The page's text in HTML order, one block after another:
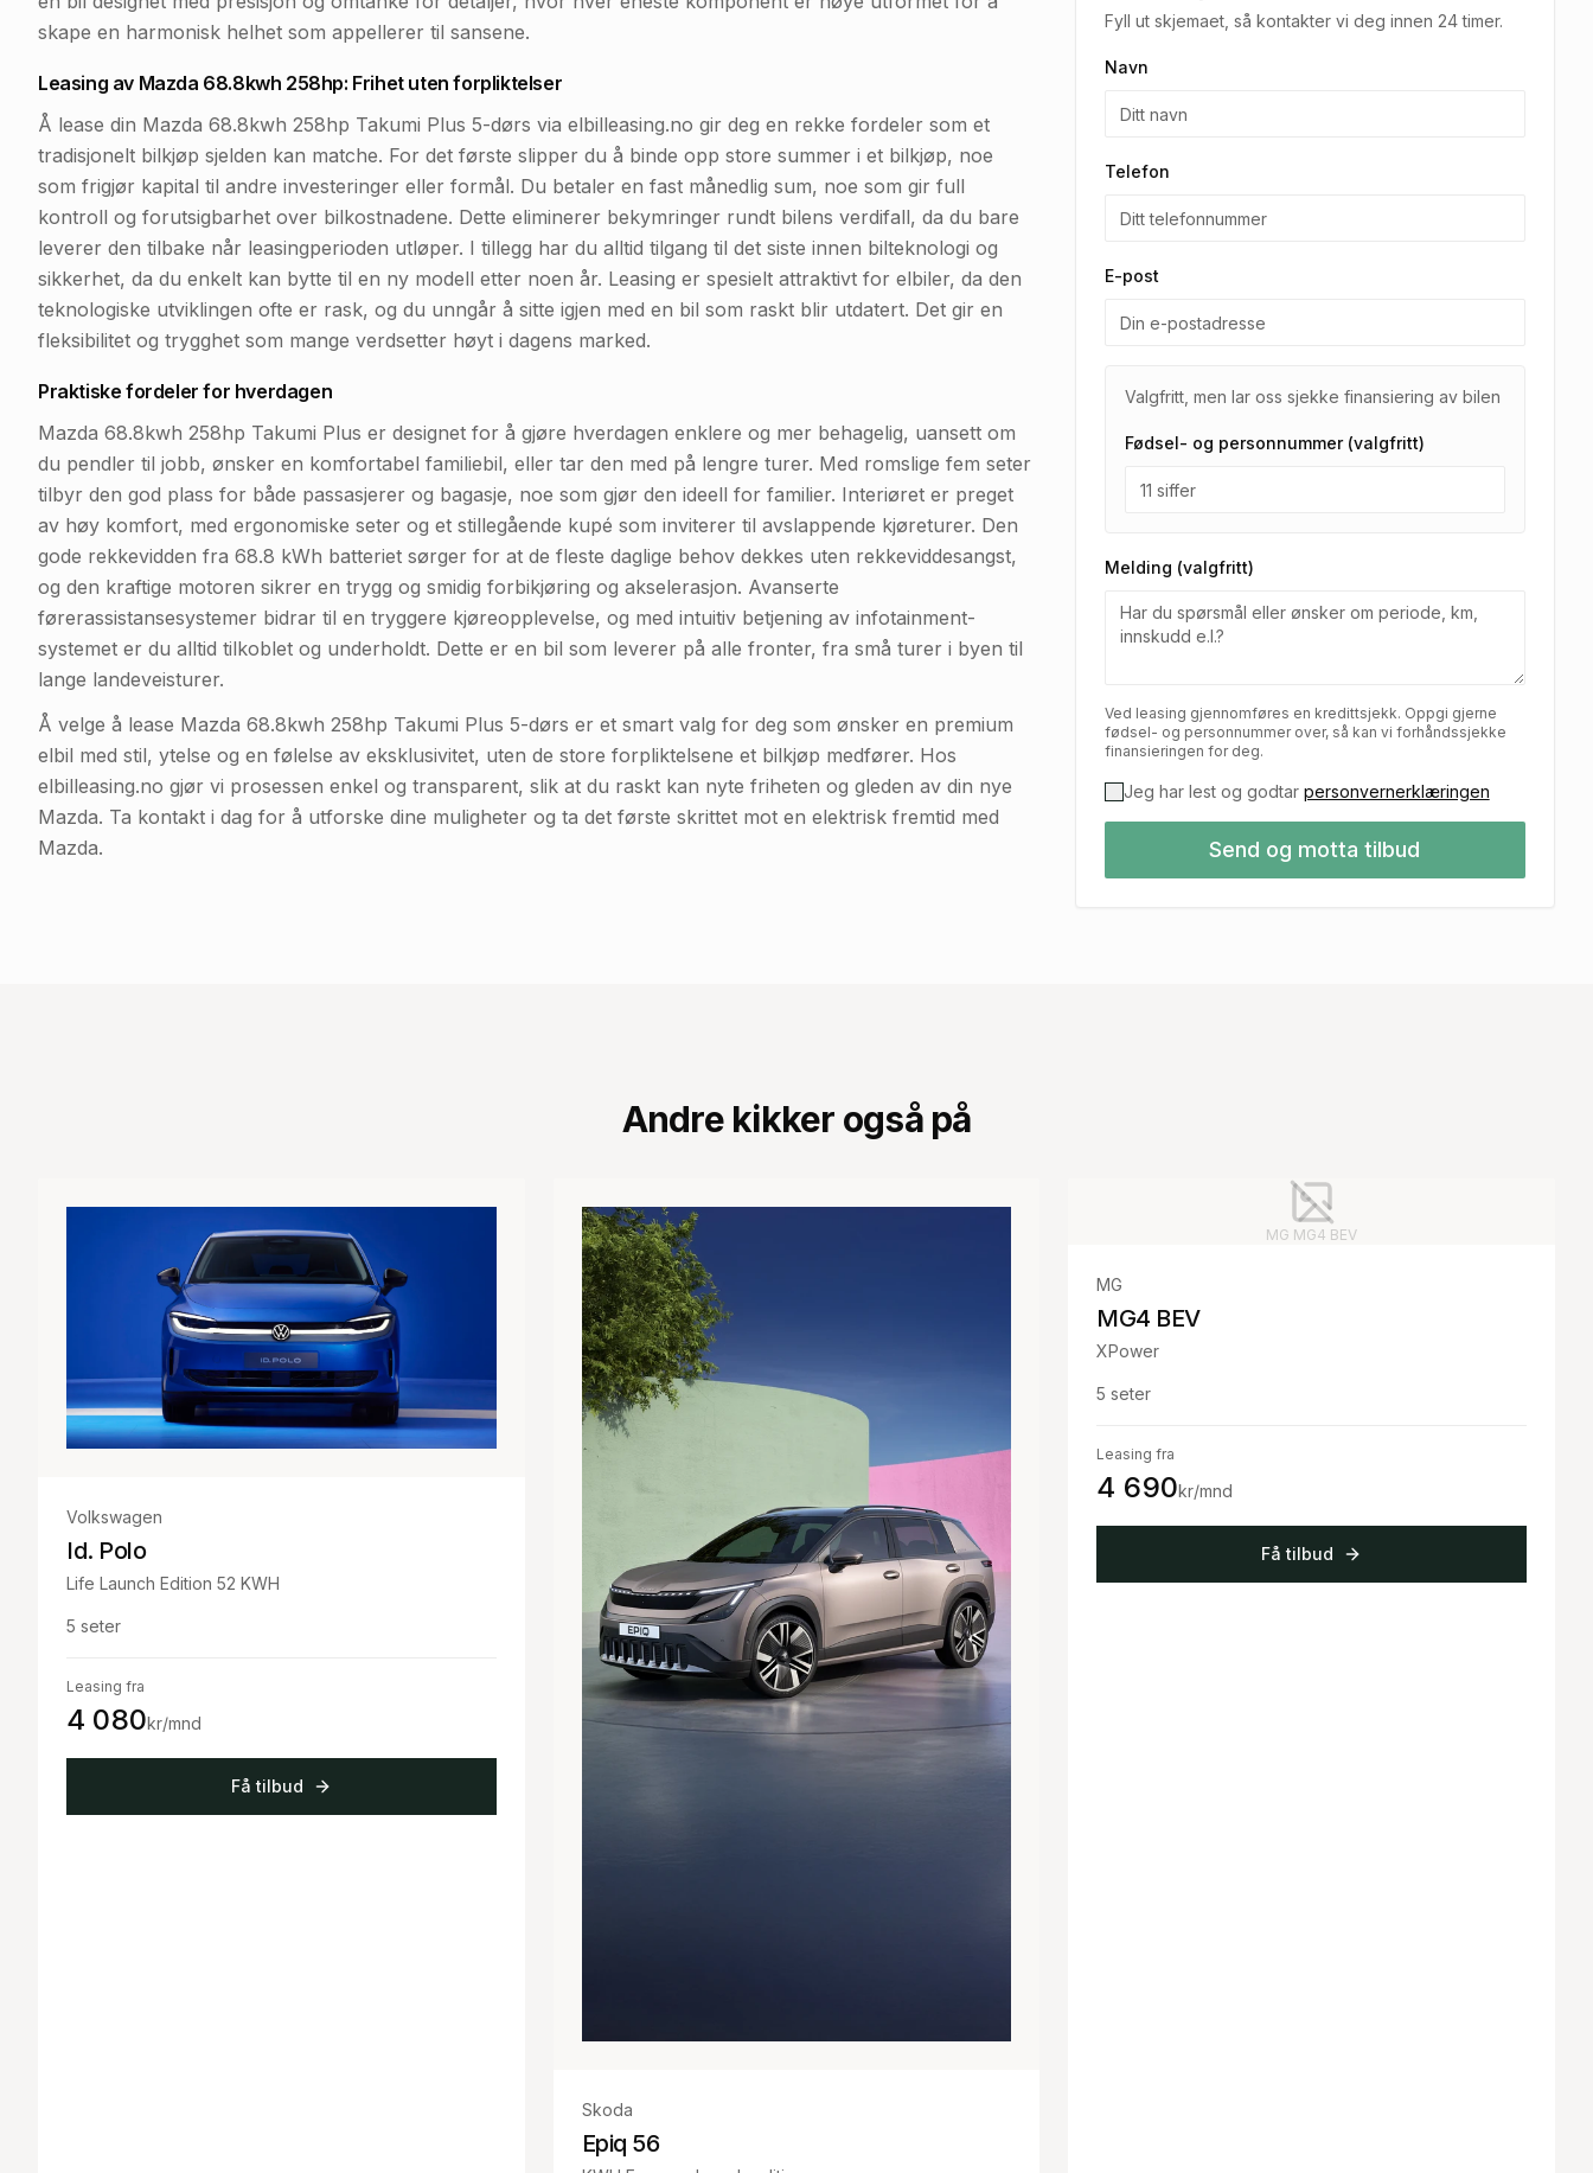
skape en harmonisk helhet som appellerer til sansene.
Leasing av Mazda 68.8kwh 258hp: Frihet uten forpliktelser
Å lease din Mazda 68.8kwh 258hp Takumi Plus 5-dørs via elbilleasing.no gir deg en rekke fordeler som et
tradisjonelt bilkjøp sjelden kan matche. For det første slipper du å binde opp store summer i et bilkjøp, noe
som frigjør kapital til andre investeringer eller formål. Du betaler en fast månedlig sum, noe som gir full
kontroll og forutsigbarhet over bilkostnadene. Dette eliminerer bekymringer rundt bilens verdifall, da du bare
leverer den tilbake når leasingperioden utløper. I tillegg har du alltid tilgang til det siste innen bilteknologi og
sikkerhet, da du enkelt kan bytte til en ny modell etter noen år. Leasing er spesielt attraktivt for elbiler, da den
teknologiske utviklingen ofte er rask, og du unngår å sitte igjen med en bil som raskt blir utdatert. Det gir en
fleksibilitet og trygghet som mange verdsetter høyt i dagens marked.
Praktiske fordeler for hverdagen
Mazda 68.8kwh 258hp Takumi Plus er designet for å gjøre hverdagen enklere og mer behagelig, uansett om
du pendler til jobb, ønsker en komfortabel familiebil, eller tar den med på lengre turer. Med romslige fem seter
tilbyr den god plass for både passasjerer og bagasje, noe som gjør den ideell for familier. Interiøret er preget
av høy komfort, med ergonomiske seter og et stillegående kupé som inviterer til avslappende kjøreturer. Den
gode rekkevidden fra 68.8 kWh batteriet sørger for at de fleste daglige behov dekkes uten rekkeviddesangst,
og den kraftige motoren sikrer en trygg og smidig forbikjøring og akselerasjon. Avanserte
førerassistansesystemer bidrar til en tryggere kjøreopplevelse, og med intuitiv betjening av infotainment-
systemet er du alltid tilkoblet og underholdt. Dette er en bil som leverer på alle fronter, fra små turer i byen til
lange landeveisturer.
Å velge å lease Mazda 68.8kwh 258hp Takumi Plus 5-dørs er et smart valg for deg som ønsker en premium
elbil med stil, ytelse og en følelse av eksklusivitet, uten de store forpliktelsene et bilkjøp medfører. Hos
elbilleasing.no gjør vi prosessen enkel og transparent, slik at du raskt kan nyte friheten og gleden av din nye
Mazda. Ta kontakt i dag for å utforske dine muligheter og ta det første skrittet mot en elektrisk fremtid med
Mazda.
Fyll ut skjemaet, så kontakter vi deg innen 24 timer.
Navn
Telefon
E-post
Valgfritt, men lar oss sjekke finansiering av bilen
Fødsel- og personnummer (valgfritt)
Melding (valgfritt)
Ved leasing gjennomføres en kredittsjekk. Oppgi gjerne
fødsel- og personnummer over, så kan vi forhåndssjekke
finansieringen for deg.
Jeg har lest og godtar personvernerklæringen
Send og motta tilbud
Andre kikker også på
Volkswagen
Id. Polo
Life Launch Edition 52 KWH
5 seter
Leasing fra
4 080kr/mnd
Få tilbud
Skoda
Epiq 56
MG MG4 BEV
MG
MG4 BEV
XPower
5 seter
Leasing fra
4 690kr/mnd
Få tilbud